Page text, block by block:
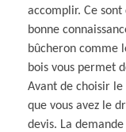
accomplir. Ce
bonne
bûcheron comme
bois vous permet
Avant de choisir le
que vous avez le
devis. La